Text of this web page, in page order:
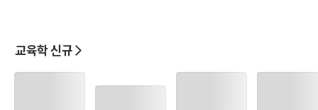
교육학 신규